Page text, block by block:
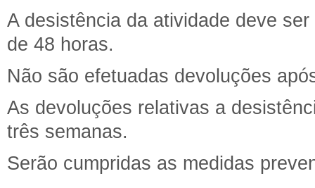
A desistência da atividade deve
de 48 horas.
Não são efetuadas devoluções
As devoluções relativas a
três semanas.
Serão cumpridas as medidas